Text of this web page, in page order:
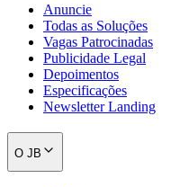
Anuncie
Todas as Soluções
Vagas Patrocinadas
Publicidade Legal
Depoimentos
Especificações
Newsletter Landing
O JB